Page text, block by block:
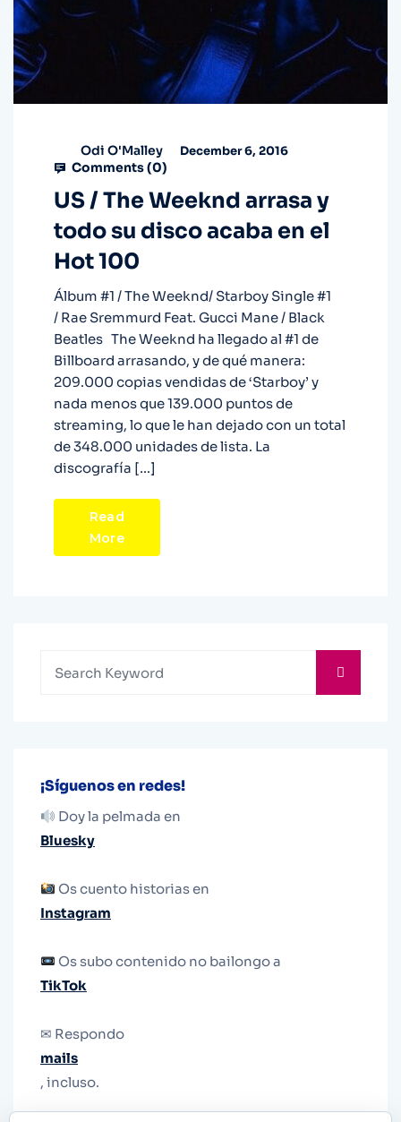
Odi O'Malley December 6, 2016
Comments (0)
US / The Weeknd arrasa y
todo su disco acaba en el
Hot 100
Álbum #1 / The Weeknd/ Starboy Single #1
/ Rae Sremmurd Feat. Gucci Mane / Black
Beatles The Weeknd ha llegado al #1 de
Billboard arrasando, y de qué manera:
209.000 copias vendidas de ‘Starboy’ y
nada menos que 139.000 puntos de
streaming, lo que le han dejado con un total
de 348.000 unidades de lista. La
discografía […]
Read
More
¡Síguenos en redes!
Doy la pelmada en
Bluesky
Os cuento historias en
Instagram
Os subo contenido no bailongo a
TikTok
✉ Respondo
mails
, incluso.